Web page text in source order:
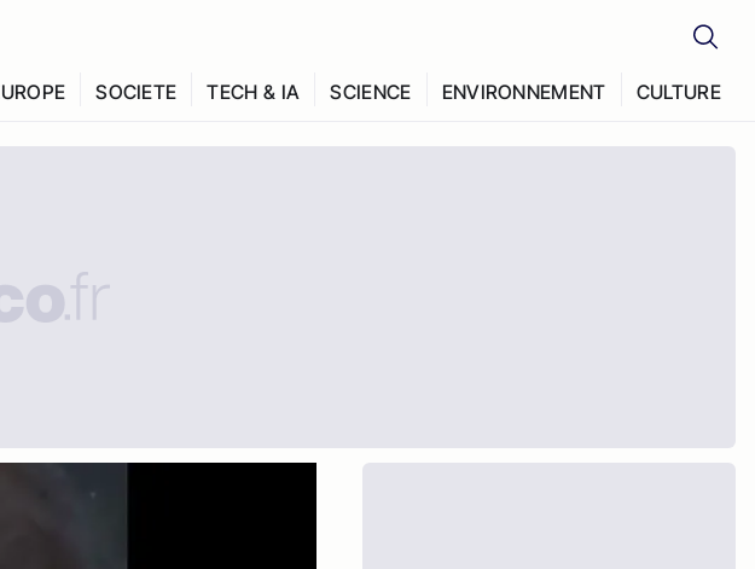
SOCIETE TECH & IA SCIENCE ENVIRONNEMENT CULTURE